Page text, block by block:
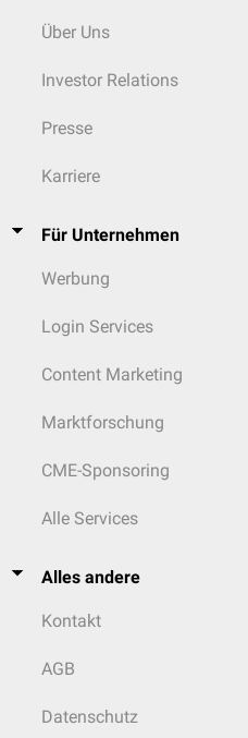
Über Uns
Investor Relations
Presse
Karriere
Für Unternehmen
Werbung
Login Services
Content Marketing
Marktforschung
CME-Sponsoring
Alle Services
Alles andere
Kontakt
AGB
Datenschutz